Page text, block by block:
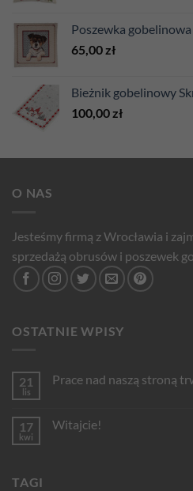
Poszewka gobelinowa
65,00 zł
Bieżnik gobelinowy
100,00 zł
O NAS
Jesteśmy firmą z Wrocławia i
sprzedażą obrusów i poszewek
OSTATNIE WPISY
21
lis
Prace nad naszą stroną
Prace
17
kwi
Witajcie!
TAGI